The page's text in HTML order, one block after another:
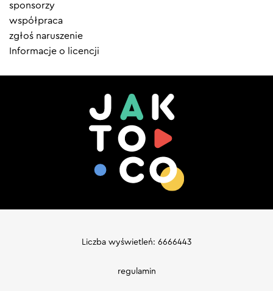
sponsorzy
współpraca
zgłoś naruszenie
Informacje o licencji
Liczba wyświetleń: 6666443
regulamin